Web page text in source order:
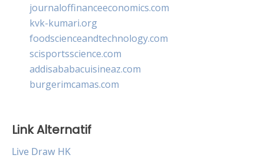
journaloffinanceeconomics.com
kvk-kumari.org
foodscienceandtechnology.com
scisportsscience.com
addisababacuisineaz.com
burgerimcamas.com
Link Alternatif
Live Draw HK